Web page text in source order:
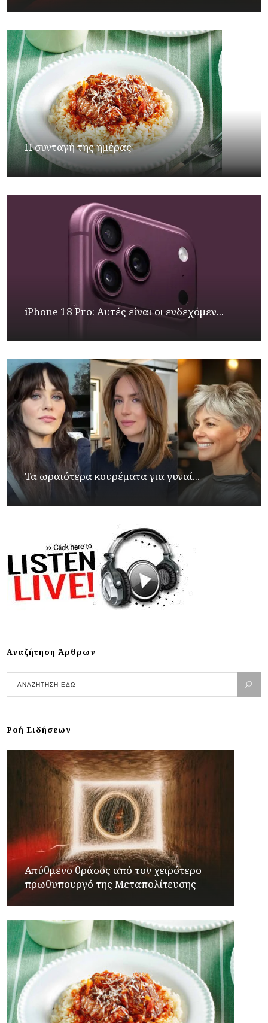
Η συνταγή της ημέρας
iPhone 18 Pro: Αυτές είναι οι ενδεχόμεν...
Τα ωραιότερα κουρέματα για γυναί...
Αναζήτηση Άρθρων
Ροή Ειδήσεων
Απύθμενο θράσος από τον χειρότερο
πρωθυπουργό της Μεταπολίτευσης